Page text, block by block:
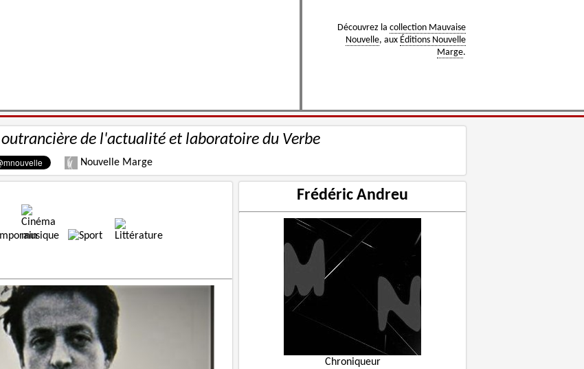
Découvrez la collection Mauvaise
Nouvelle, aux Éditions Nouvelle
Marge.
outrancière de l'actualité et laboratoire du Verbe
Nouvelle Marge
Frédéric Andreu
Chroniqueur